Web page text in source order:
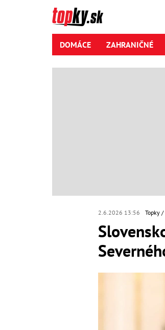
DOMÁCE ZAHRANIČNÉ
2.6.2026 13:56 Topky